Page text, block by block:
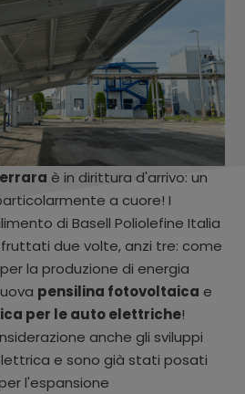
è in dirittura d'arrivo: un
a cuore! I
di Basell Poliolefine Italia
due volte, anzi tre: come
la produzione di energia
pensilina fotovoltaica e
per le auto elettriche!
anche gli sviluppi
e sono già stati posati
l'espansione